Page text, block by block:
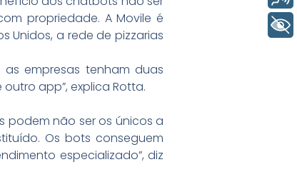
propriedade. A Movile é
Unidos, a rede de pizzarias
empresas tenham duas
app”, explica Rotta.
podem não ser os únicos a
Os bots conseguem
especializado”, diz
+ Acessibilidade